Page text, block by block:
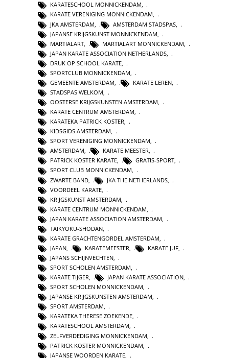
KARATESCHOOL MONNICKENDAM,
KARATE VERENIGING MONNICKENDAM,
JKA AMSTERDAM
AMSTERDAM STADSPAS
JAPANSE KRIJGSKUNST MONNICKENDAM
MARTIALART
MARTIALART MONNICKENDAM
JAPAN KARATE ASSOCIATION NETHERLANDS
DRUK OP SCHOOL KARATE
SPORTCLUB MONNICKENDAM
GEMEENTE AMSTERDAM
KARATE LEREN
STADSPAS WELKOM
OOSTERSE KRIJGSKUNSTEN AMSTERDAM,
KARATE CENTRUM AMSTERDAM,
KARATEKA PATRICK KOSTER,
KIDSGIDS AMSTERDAM,
SPORT VERENIGING MONNICKENDAM,
AMSTERDAM, KARATE MEESTER,
PATRICK KOSTER KARATE, GRATIS-SPORT,
SPORT CLUB MONNICKENDAM,
ZWARTE BAND
JKA THE NETHERLANDS
VOORDEEL KARATE
KRIJGSKUNST AMSTERDAM
KARATE CENTRUM MONNICKENDAM
JAPAN KARATE ASSOCIATION AMSTERDAM
TAIKYOKU-SHODAN
KARATE GRACHTENGORDEL AMSTERDAM
JAPAN
KARATEMEESTER KARATE JUF
JAPANS SCHIJNVECHTEN,
SPORT SCHOLEN AMSTERDAM,
KARATE TIJGER, JAPAN KARATE ASSOCIATION,
SPORT SCHOLEN MONNICKENDAM,
JAPANSE KRIJGSKUNSTEN AMSTERDAM,
SPORT AMSTERDAM,
KARATEKA THERESE ZOEKENDE,
KARATESCHOOL AMSTERDAM,
ZELFVERDEDIGING MONNICKENDAM
PATRICK KOSTER MONNICKENDAM
JAPANSE WOORDEN KARATE